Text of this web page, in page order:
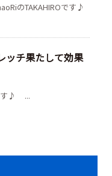
のTAKAHIROです♪
ッチ果たして効果
す♪ ...